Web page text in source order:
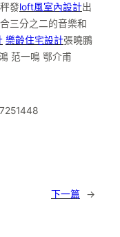
秤發loft風室內設計出
三分之二的音樂和
樂齡住宅設計張曉鵬
范一鳴 鄂介甫
下一篇 →